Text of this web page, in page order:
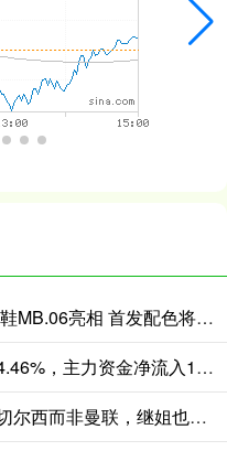
金财配资 拉梅洛·鲍尔第六代签名鞋MB.06亮相 首发配色将于近日小面积发售
永旺配资端 美容护理行业今日涨4.46%，主力资金净流入1.07亿元
鼎信天下 斯科特出局！曝其首选切尔西而非曼联，继姐也无法说服他向往红魔